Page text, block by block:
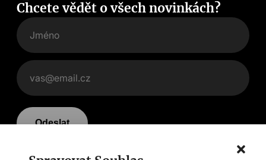
Chcete vědět o všech novinkách?
Odeslat